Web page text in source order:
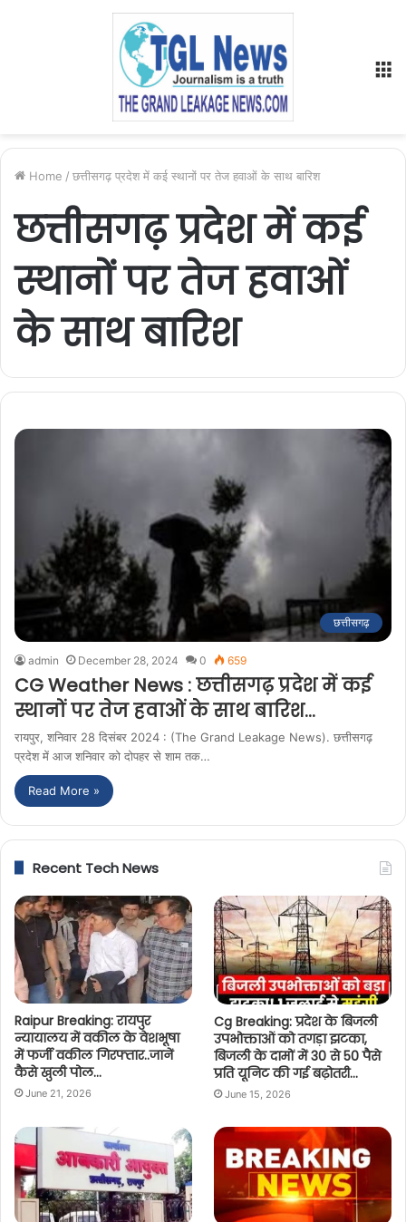
Home / छत्तीसगढ़ प्रदेश में कई स्थानों पर तेज हवाओं के साथ बारिश
छत्तीसगढ़ प्रदेश में कई
स्थानों पर तेज हवाओं
के साथ बारिश
छत्तीसगढ़
admin December 28, 2024 0 659
CG Weather News : छत्तीसगढ़ प्रदेश में कई
स्थानों पर तेज हवाओं के साथ बारिश…
रायपुर, शनिवार 28 दिसंबर 2024 : (The Grand Leakage News). छत्तीसगढ़
प्रदेश में आज शनिवार को दोपहर से शाम तक…
Read More »
Recent Tech News
Raipur Breaking: रायपुर
न्यायालय में वकील के वेशभूषा
में फर्जी वकील गिरफ्तार..जानें
कैसे खुली पोल…
June 21, 2026
Cg Breaking: प्रदेश के बिजली
उपभोक्ताओं को तगड़ा झटका,
बिजली के दामों में 30 से 50 पैसे
प्रति यूनिट की गई बढ़ोतरी…
June 15, 2026